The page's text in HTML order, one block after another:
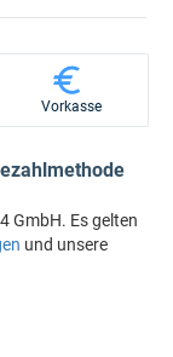
Vorkasse
GmbH. Es gelten
und unsere